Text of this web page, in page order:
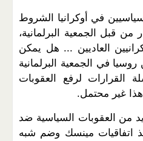
في أوكرانيا الشروط
من قبل الجمعية البرلمانية،
العاديين ... هل يمكن
في الجمعية البرلمانية
القرارات لرفع العقوبات
هذا غير محتمل.
من العقوبات السياسية ضد
اتفاقيات مينسك وضم شبه